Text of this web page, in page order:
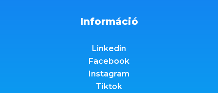
Információ
Linkedin
Facebook
Instagram
Tiktok